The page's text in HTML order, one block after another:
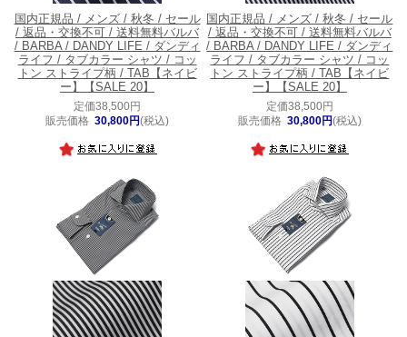
国内正規品 / メンズ / 秋冬 / セール
/ 返品・交換不可 / 送料無料バルバ
/ BARBA / DANDY LIFE / ダンディ
ライフ / タブカラー シャツ / コッ
トン ストライプ柄 / TAB【ネイビ
ー】【SALE 20】
定価38,500円
販売価格 30,800円(税込)
国内正規品 / メンズ / 秋冬 / セール
/ 返品・交換不可 / 送料無料バルバ
/ BARBA / DANDY LIFE / ダンディ
ライフ / タブカラー シャツ / コッ
トン ストライプ柄 / TAB【ネイビ
ー】【SALE 20】
定価38,500円
販売価格 30,800円(税込)